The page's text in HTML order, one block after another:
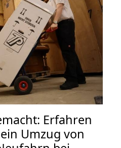
Erfahren
Umzug von